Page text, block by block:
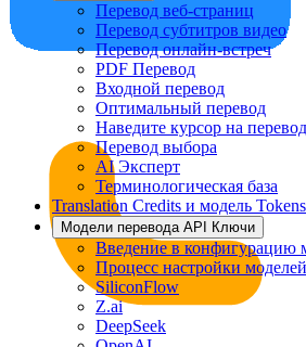
Перевод веб-страниц
Перевод субтитров видео
Перевод онлайн-встреч
PDF Перевод
Входной перевод
Оптимальный перевод
Наведите курсор на перевод
Перевод выбора
AI Эксперт
Терминологическая база
Translation Credits и модель Tokens
Модели перевода API Ключи
Введение в конфигурацию
Процесс настройки моделей
SiliconFlow
Z.ai
DeepSeek